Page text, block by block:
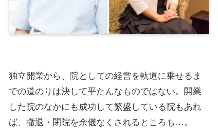
独立開業から、院としての経営を軌道に乗せるま
での道のりは決して平たんなものではない。開業
した院のなかにも成功して繁盛している院もあれ
ば、撤退・閉院を余儀なくされるところも…。